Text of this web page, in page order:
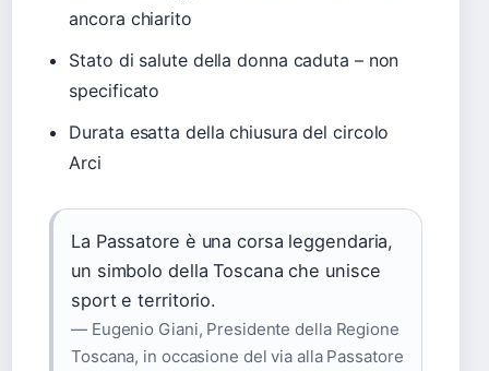
ancora chiarito
Stato di salute della donna caduta – non
specificato
Durata esatta della chiusura del circolo
Arci
La Passatore è una corsa leggendaria,
un simbolo della Toscana che unisce
sport e territorio.
— Eugenio Giani, Presidente della Regione
Toscana, in occasione del via alla Passatore